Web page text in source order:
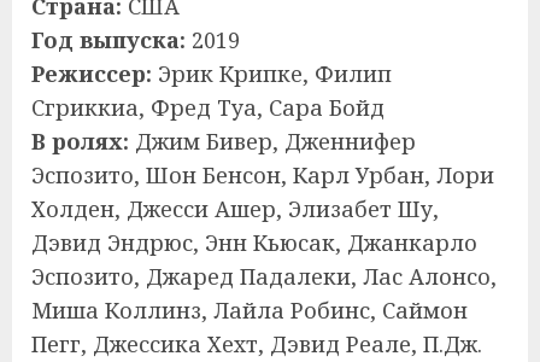
Страна: США
Год выпуска: 2019
Режиссер: Эрик Крипке, Филип
Сгриккиа, Фред Туа, Сара Бойд
В ролях: Джим Бивер, Дженнифер
Эспозито, Шон Бенсон, Карл Урбан, Лори
Холден, Джесси Ашер, Элизабет Шу,
Дэвид Эндрюс, Энн Кьюсак, Джанкарло
Эспозито, Джаред Падалеки, Лас Алонсо,
Миша Коллинз, Лайла Робинс, Саймон
Пегг, Джессика Хехт, Дэвид Реале, П.Дж.